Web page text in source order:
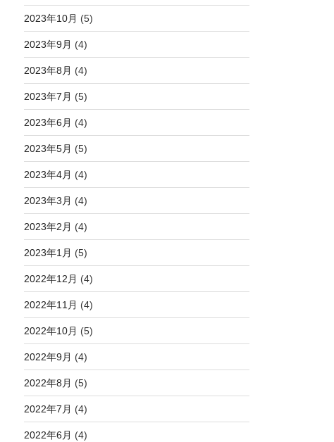
2023年10月 (5)
2023年9月 (4)
2023年8月 (4)
2023年7月 (5)
2023年6月 (4)
2023年5月 (5)
2023年4月 (4)
2023年3月 (4)
2023年2月 (4)
2023年1月 (5)
2022年12月 (4)
2022年11月 (4)
2022年10月 (5)
2022年9月 (4)
2022年8月 (5)
2022年7月 (4)
2022年6月 (4)